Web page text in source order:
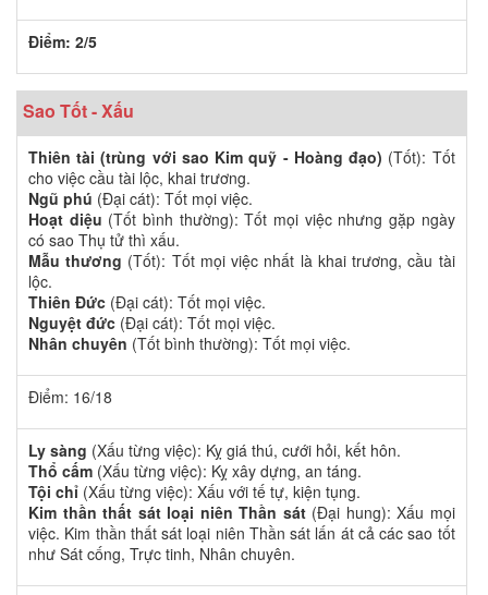
Điểm: 2/5
Sao Tốt - Xấu
Thiên tài (trùng với sao Kim quỹ - Hoàng đạo) (Tốt): Tốt
cho việc cầu tài lộc, khai trương.
Ngũ phú (Đại cát): Tốt mọi việc.
Hoạt diệu (Tốt bình thường): Tốt mọi việc nhưng gặp ngày
có sao Thụ tử thì xấu.
Mẫu thương (Tốt): Tốt mọi việc nhất là khai trương, cầu tài
lộc.
Thiên Đức (Đại cát): Tốt mọi việc.
Nguyệt đức (Đại cát): Tốt mọi việc.
Nhân chuyên (Tốt bình thường): Tốt mọi việc.
Điểm: 16/18
Ly sàng (Xấu từng việc): Kỵ giá thú, cưới hỏi, kết hôn.
Thổ cấm (Xấu từng việc): Kỵ xây dựng, an táng.
Tội chỉ (Xấu từng việc): Xấu với tế tự, kiện tụng.
Kim thần thất sát loại niên Thần sát(Đại hung): Xấu mọi
việc. Kim thần thất sát loại niên Thần sát lấn át cả các sao tốt
như Sát cống, Trực tinh, Nhân chuyên.